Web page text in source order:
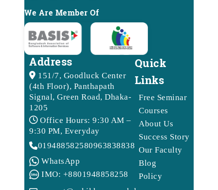
We Are Member Of
Address
151/7, Goodluck Center
(4th Floor), Panthapath
Signal, Green Road, Dhaka-
1205
Office Hours: 9:30 AM –
9:30 PM, Everyday
0194885825809638388388
WhatsApp
IMO: +8801948858258
Quick
Links
Free Seminar
Courses
About Us
Success Story
Our Faculty
Blog
Policy